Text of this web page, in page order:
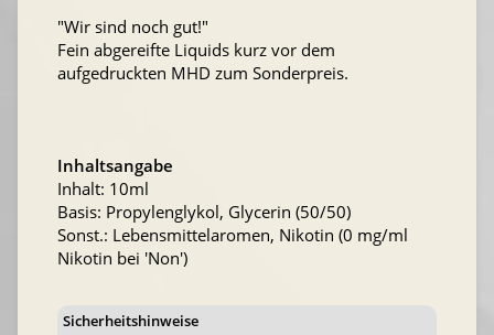
"Wir sind noch gut!"
Fein abgereifte Liquids kurz vor dem
aufgedruckten MHD zum Sonderpreis.
Inhaltsangabe
Inhalt: 10ml
Basis: Propylenglykol, Glycerin (50/50)
Sonst.: Lebensmittelaromen, Nikotin (0 mg/ml
Nikotin bei 'Non')
Sicherheitshinweise